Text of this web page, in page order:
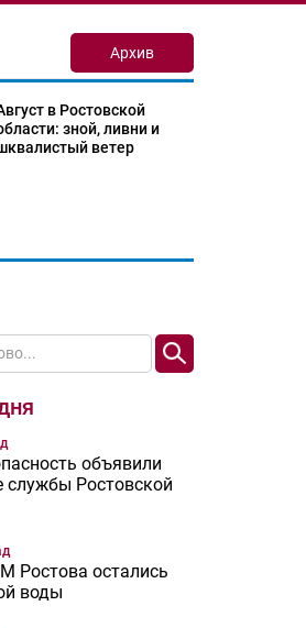
Архив
в Ростовской
зной, ливни и
ветер
объявили
службы Ростовской
Ростова остались
воды